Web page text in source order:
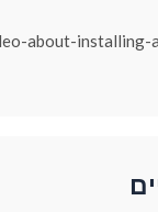
about-